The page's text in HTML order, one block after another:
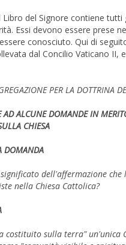
del Signore contiene tutti
Essi devono essere prese
conosciuto. Qui di
dal Concilio Vaticano II,
PER LA DOTTRINA
AD ALCUNE DOMANDE IN
CHIESA
DOMANDA
dell'affermazione che
nella Chiesa Cattolica?
costituito sulla terra" un'unica